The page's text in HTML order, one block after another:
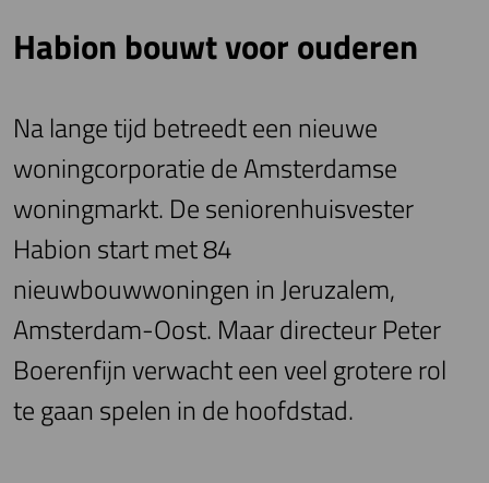
Habion bouwt voor ouderen
Na lange tijd betreedt een nieuwe
woningcorporatie de Amsterdamse
woningmarkt. De seniorenhuisvester
Habion start met 84
nieuwbouwwoningen in Jeruzalem,
Amsterdam-Oost. Maar directeur Peter
Boerenfijn verwacht een veel grotere rol
te gaan spelen in de hoofdstad.